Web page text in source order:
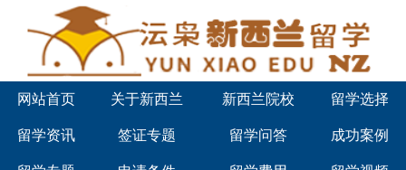
网站首页 关于新西兰 新西兰院校 留学选择
留学资讯 签证专题 留学问答 成功案例